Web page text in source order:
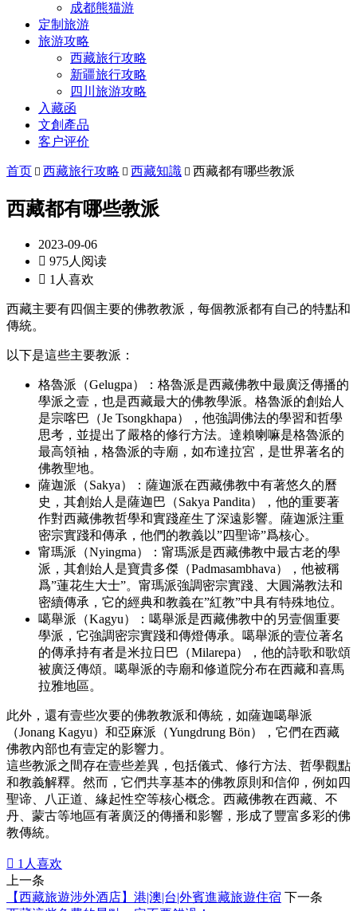
成都熊猫游
定制旅游
旅游攻略
西藏旅行攻略
新疆旅行攻略
四川旅游攻略
入藏函
文創產品
客户评价
首页  西藏旅行攻略  西藏知識  西藏都有哪些教派
西藏都有哪些教派
2023-09-06
 975人阅读
 1人喜欢
西藏主要有四個主要的佛教教派，每個教派都有自己的特點和
傳統。
以下是這些主要教派：
格魯派（Gelugpa）：格魯派是西藏佛教中最廣泛傳播的
學派之壹，也是西藏最大的佛教學派。格魯派的創始人
是宗喀巴（Je Tsongkhapa），他強調佛法的學習和哲學
思考，並提出了嚴格的修行方法。達賴喇嘛是格魯派的
最高領袖，格魯派的寺廟，如布達拉宮，是世界著名的
佛教聖地。
薩迦派（Sakya）：薩迦派在西藏佛教中有著悠久的曆
史，其創始人是薩迦巴（Sakya Pandita），他的重要著
作對西藏佛教哲學和實踐産生了深遠影響。薩迦派注重
密宗實踐和傳承，他們的教義以”四聖谛”爲核心。
甯瑪派（Nyingma）：甯瑪派是西藏佛教中最古老的學
派，其創始人是寶貴多傑（Padmasambhava），他被稱
爲”蓮花生大士”。甯瑪派強調密宗實踐、大圓滿教法和
密續傳承，它的經典和教義在”紅教”中具有特殊地位。
噶舉派（Kagyu）：噶舉派是西藏佛教中的另壹個重要
學派，它強調密宗實踐和傳燈傳承。噶舉派的壹位著名
的傳承持有者是米拉日巴（Milarepa），他的詩歌和歌頌
被廣泛傳頌。噶舉派的寺廟和修道院分布在西藏和喜馬
拉雅地區。
此外，還有壹些次要的佛教教派和傳統，如薩迦噶舉派
（Jonang Kagyu）和亞麻派（Yungdrung Bön），它們在西藏
佛教內部也有壹定的影響力。
這些教派之間存在壹些差異，包括儀式、修行方法、哲學觀點
和教義解釋。然而，它們共享基本的佛教原則和信仰，例如四
聖谛、八正道、緣起性空等核心概念。西藏佛教在西藏、不
丹、蒙古等地區有著廣泛的傳播和影響，形成了豐富多彩的佛
教傳統。
 1 人喜欢
上一条
【西藏旅遊涉外酒店】港|澳|台|外賓進藏旅遊住宿 下一条